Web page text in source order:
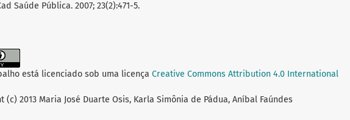
Saúde Pública. 2007; 23(2):471-5.
está licenciado sob uma licença Creative Commons Attribution 4.0 International
(c) 2013 Maria José Duarte Osis, Karla Simônia de Pádua, Aníbal Faúndes